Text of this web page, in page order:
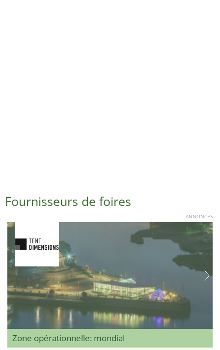
Fournisseurs de foires
ANNONCES
Zone opérationnelle: mondial